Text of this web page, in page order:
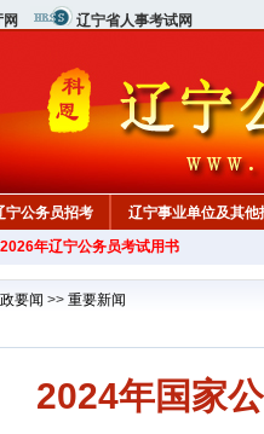
辽宁省人事考试网
宁公务员招考 辽宁事业单位及其他
年辽宁公务员考试用书
要闻 >> 重要新闻
2024年国家